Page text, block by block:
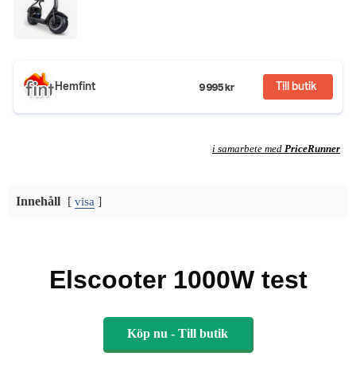
Hemfint 9 995 kr Till butik
i samarbete med PriceRunner
Innehåll [ visa ]
Elscooter 1000W test
Köp nu - Till butik